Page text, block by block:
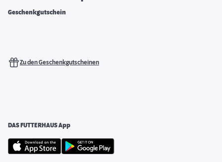
Geschenkgutschein
Zu den Geschenkgutscheinen
DAS FUTTERHAUS App